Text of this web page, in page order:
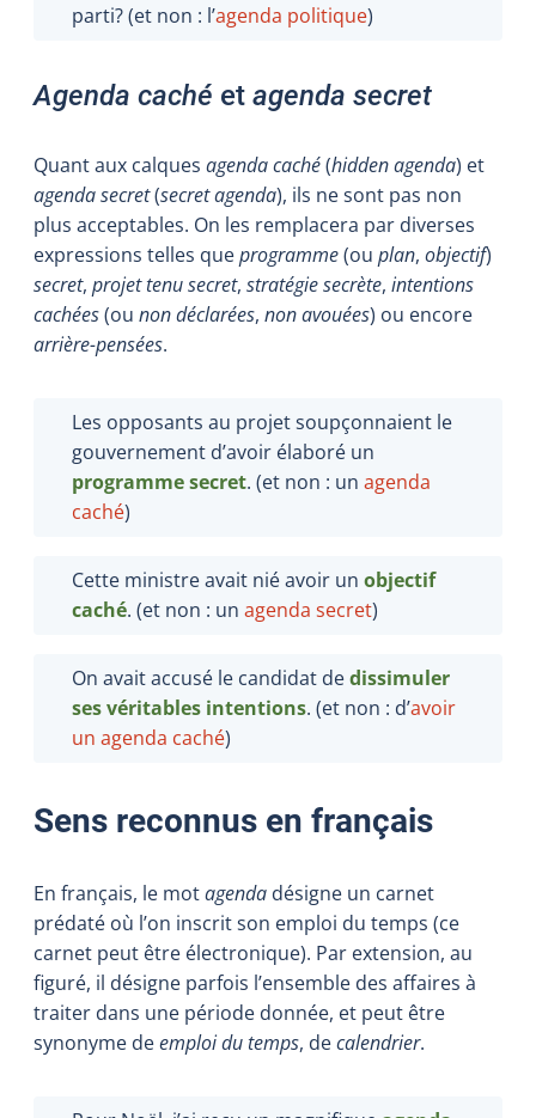
parti? (et non : l’agenda politique)
Agenda caché et agenda secret
Quant aux calques agenda caché(hidden agenda) et
agenda secret(secretagenda), ils ne sont pas non
plus acceptables. On les remplacera par diverses
expressions telles queprogramme(ou plan, objectif)
secret, projet tenu secret, stratégie secrète, intentions
cachées(ou non déclarées, non avouées) ou encore
arrière-pensées.
Les opposants au projet soupçonnaient le
gouvernement d’avoir élaboré un
programme secret. (et non : un agenda
caché)
Cette ministre avait nié avoir un objectif
caché. (et non : un agenda secret)
On avait accusé le candidat dedissimuler
ses véritables intentions. (et non : d’avoir
un agenda caché)
Sens reconnus en français
En français, le motagenda désigne un carnet
prédaté où l’on inscrit son emploi du temps (ce
carnet peut être électronique). Par extension, au
figuré, il désigne parfois l’ensemble des affaires à
traiter dans une période donnée, et peut être
synonyme deemploi du temps, decalendrier.